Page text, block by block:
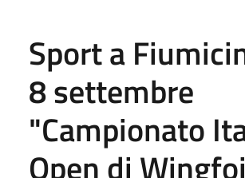
Sport a
8 settembre
"Campionato
Open di